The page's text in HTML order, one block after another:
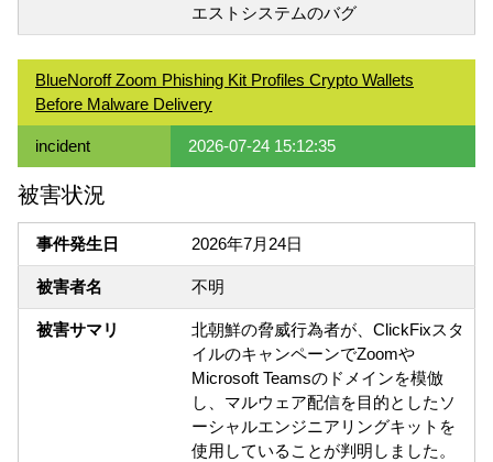
エストシステムのバグ
BlueNoroff Zoom Phishing Kit Profiles Crypto Wallets
Before Malware Delivery
incident 2026-07-24 15:12:35
被害状況
事件発生日 2026年7月24日
被害者名 不明
被害サマリ
北朝鮮の脅威行為者が、ClickFixスタ
イルのキャンペーンでZoomや
Microsoft Teamsのドメインを模倣
し、マルウェア配信を目的としたソ
ーシャルエンジニアリングキットを
使用していることが判明しました。